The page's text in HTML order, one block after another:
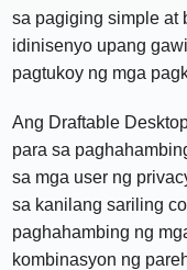
sa pagiging simple at
idinisenyo upang
pagtukoy ng mga
Ang Draftable
para sa
sa mga user ng
sa kanilang sariling
paghahambing ng
kombinasyon ng